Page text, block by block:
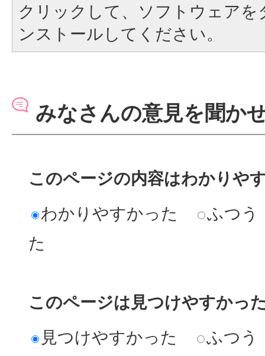
クリックして、ソフトウェア
ンストールしてください。
みなさんの意見を聞か
このページの内容はわかりや
わかりやすかった
ふつう
た
このページは見つけやすかっ
見つけやすかった
ふつう